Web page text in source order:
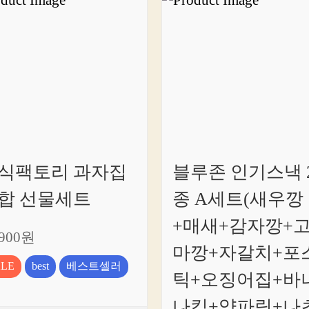
팩토리 과자집
선물세트
원
best 베스트셀러
블루존 인기스낵
종 A세트(새우깡
+매새+감자깡+
마깡+자갈치+포
틱+오징어집+바